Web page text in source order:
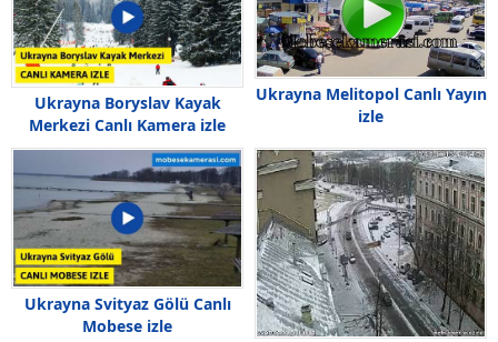
Ukrayna Boryslav Kayak
Merkezi Canlı Kamera izle
Ukrayna Melitopol Canlı Yayın
izle
Ukrayna Svityaz Gölü Canlı
Mobese izle